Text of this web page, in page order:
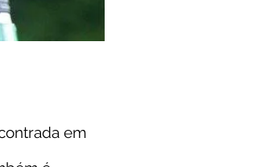
em